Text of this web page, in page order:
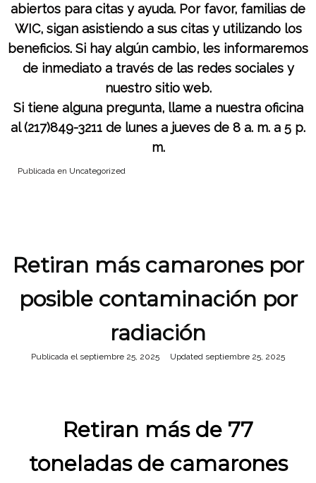
abiertos para citas y ayuda. Por favor, familias de
WIC, sigan asistiendo a sus citas y utilizando los
beneficios. Si hay algún cambio, les informaremos
de inmediato a través de las redes sociales y
nuestro sitio web.
Si tiene alguna pregunta, llame a nuestra oficina
al (217)849-3211 de lunes a jueves de 8 a. m. a 5 p.
m.
Publicada en Uncategorized
Retiran más camarones por
posible contaminación por
radiación
Publicada el septiembre 25, 2025 septiembre 25, 2025
Retiran más de 77
toneladas de camarones